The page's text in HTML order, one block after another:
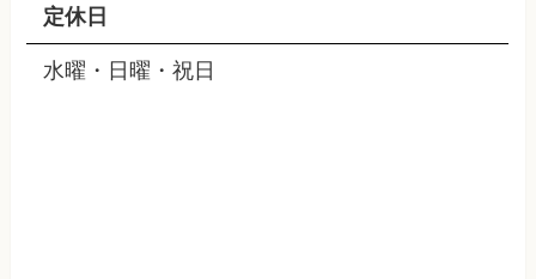
定休日
水曜・日曜・祝日